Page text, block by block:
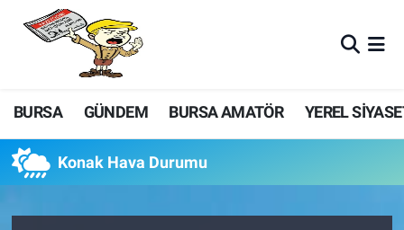
BURSA GÜNDEM BURSA AMATÖR YEREL
Konak Hava Durumu